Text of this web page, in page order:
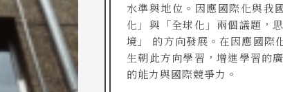
水準與地位。因應國際化與我
化」與「全球化」兩個議題，
境」 的方向發展。在因應國際
生朝此方向學習，增進學習的
的能力與國際競爭力。